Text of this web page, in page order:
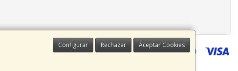
Configurar Rechazar Aceptar Cookies